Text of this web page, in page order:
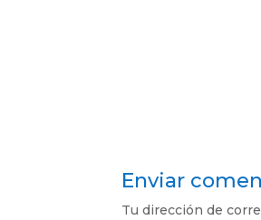
Enviar
Tu dirección de